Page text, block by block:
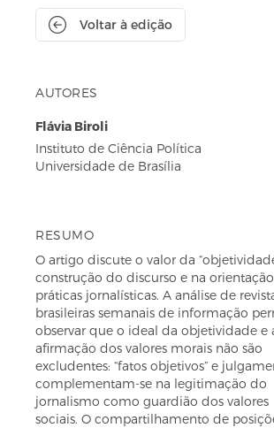
Voltar à edição
AUTORES
Flávia Biroli
Instituto de Ciência Política
Universidade de Brasília
RESUMO
O artigo discute o valor da
construção do discurso e na
práticas jornalísticas. A análise de
brasileiras semanais de informação
observar que o ideal da objetividade e
afirmação dos valores morais não são
excludentes: “fatos objetivos” e
complementam-se na legitimação do
jornalismo como guardião dos valores
sociais. O compartilhamento de